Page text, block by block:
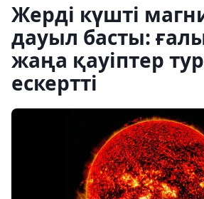
Жерді күшті
дауыл басты:
жаңа қауіптер
ескертті